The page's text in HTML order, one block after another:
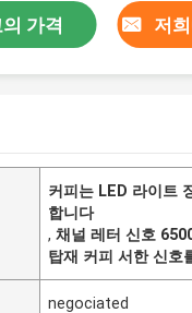
가격 저
커피는 LED 라이트
합니다
,채널 레터 신호
탑재 커피 서한 신호
negociated